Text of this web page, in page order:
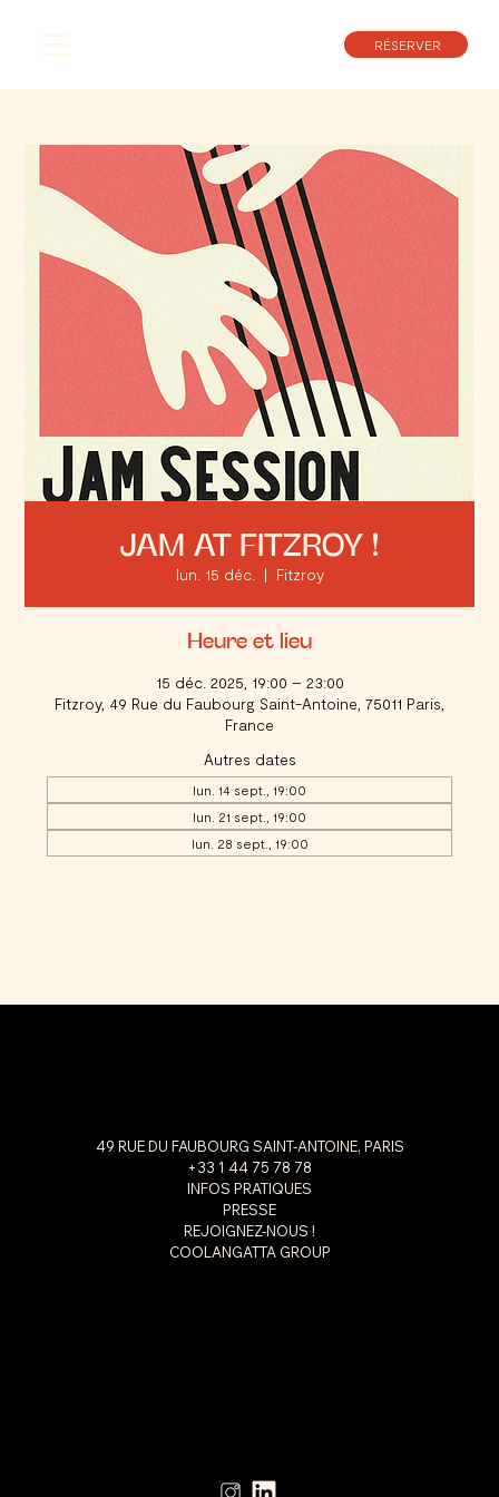
RÉSERVER
JAM AT FITZROY !
lun. 15 déc.
  |
Fitzroy
Heure et lieu
15 déc. 2025, 19:00 – 23:00
Fitzroy, 49 Rue du Faubourg Saint-Antoine, 75011 Paris,
France
Autres dates
lun. 14 sept., 19:00
lun. 21 sept., 19:00
lun. 28 sept., 19:00
49 RUE DU FAUBOURG SAINT-ANTOINE, PARIS
+33 1 44 75 78 78
INFOS PRATIQUES
PRESSE
REJOIGNEZ-NOUS !
COOLANGATTA GROUP